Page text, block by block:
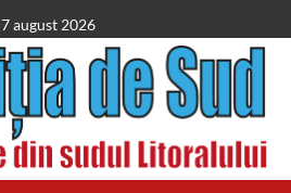
7 august 2026